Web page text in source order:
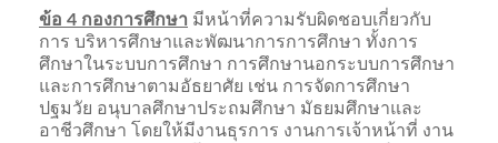
ข้อ 4 กองการศึกษา มีหน้าที่ความรับผิดชอบเกี่ยวกับ
การ บริหารศึกษาและพัฒนาการการศึกษา ทั้งการ
ศึกษาในระบบการศึกษา การศึกษานอกระบบการศึกษา
และการศึกษาตามอัธยาศัย เช่น การจัดการศึกษา
ปฐมวัย อนุบาลศึกษาประถมศึกษา มัธยมศึกษาและ
อาชีวศึกษา โดยให้มีงานธุรการ งานการเจ้าหน้าที่ งาน